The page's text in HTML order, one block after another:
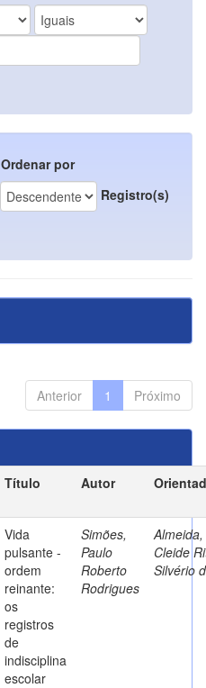
Ordenar por
Registro(s)
Anterior 1 Próximo
Título Autor
Vida
pulsante -
ordem
reinante:
os
registros
de
indisciplina
escolar
Simões,
Paulo
Roberto
Rodrigues
Almeida,
Cleide
Silvério